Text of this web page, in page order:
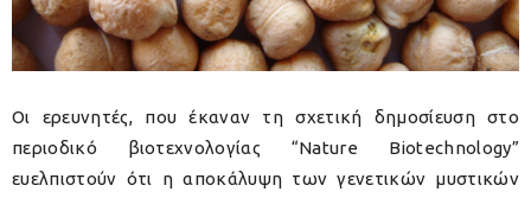
Οι ερευνητές, που έκαναν τη σχετική δημοσίευση στο
περιοδικό βιοτεχνολογίας “Nature Biotechnology”
ευελπιστούν ότι η αποκάλυψη των γενετικών μυστικών